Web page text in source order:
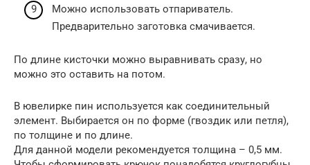
Можно использовать отпариватель.
Предварительно заготовка смачивается.
По длине кисточки можно выравнивать сразу, но
можно это оставить на потом.
В ювелирке пин используется как соединительный
элемент. Выбирается он по форме (гвоздик или петля),
по толщине и по длине.
Для данной модели рекомендуется толщина – 0,5 мм.